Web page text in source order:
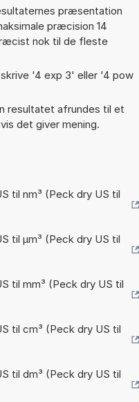
præsentation
præcision 14
nok til de fleste
'4 exp 3' eller '4 pow
resultatet afrundes til et
det giver mening.
til nm³ (Peck dry US til
til µm³ (Peck dry US til
til mm³ (Peck dry US til
til cm³ (Peck dry US til
til dm³ (Peck dry US til